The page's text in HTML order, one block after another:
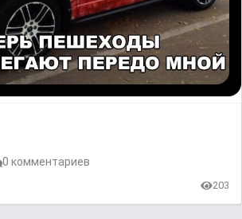
0 комментариев
203